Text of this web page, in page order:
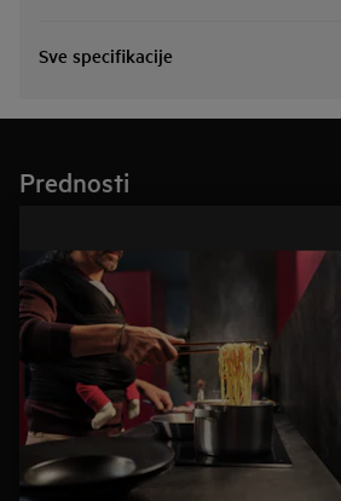
Sve specifikacije
Prednosti